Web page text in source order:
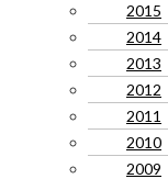
2015
2014
2013
2012
2011
2010
2009